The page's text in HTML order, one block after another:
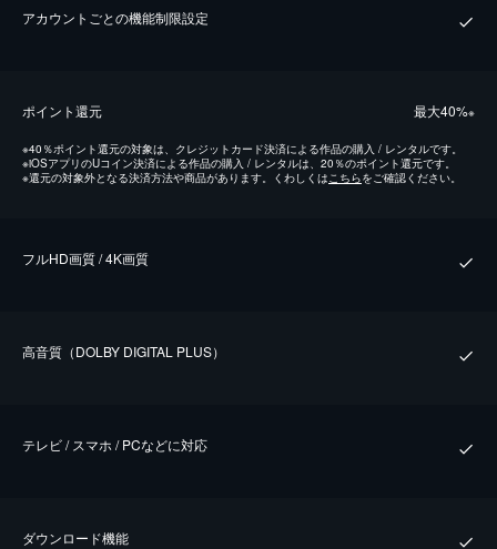
アカウントごとの機能制限設定
ポイント還元 最⼤40%※
※40％ポイント還元の対象は、クレジットカード決済による作品の購入 / レンタルです。
※iOSアプリのUコイン決済による作品の購入 / レンタルは、20％のポイント還元です。
※還元の対象外となる決済方法や商品があります。くわしくはこちらをご確認ください。
フルHD画質 / 4K画質
⾼⾳質（DOLBY DIGITAL PLUS）
テレビ / スマホ / PCなどに対応
ダウンロード機能